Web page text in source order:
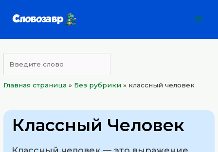
Главная страница » Без рубрики » классный человек
Классный Человек